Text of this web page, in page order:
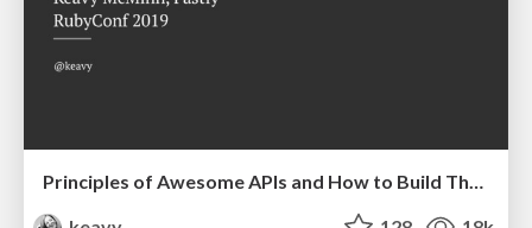
Principles of Awesome APIs and How to Build Them.